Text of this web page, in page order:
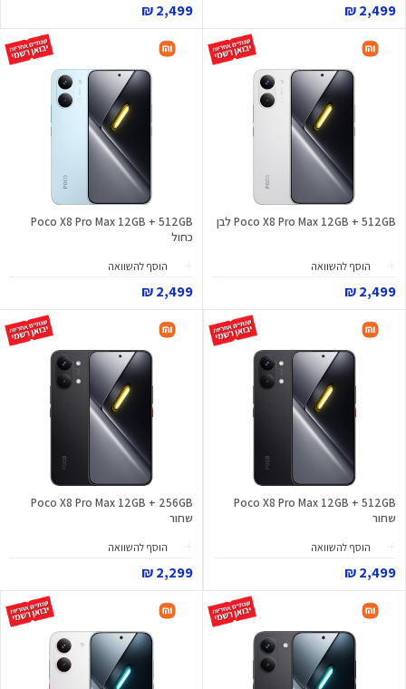
2,499 ₪
2,499 ₪
Poco X8 Pro Max 12GB + 512GB לבן
הוסף להשוואה
2,499 ₪
Poco X8 Pro Max 12GB + 512GB
כחול
הוסף להשוואה
2,499 ₪
Poco X8 Pro Max 12GB + 512GB
שחור
הוסף להשוואה
2,499 ₪
Poco X8 Pro Max 12GB + 256GB
שחור
הוסף להשוואה
2,299 ₪